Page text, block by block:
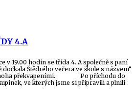
4.A
hodin se třída 4. A společně s paní
Štědrého večera ve škole s názvem“
překvapeními. Po příchodu do
ve kterých jsme si připravili a plnili